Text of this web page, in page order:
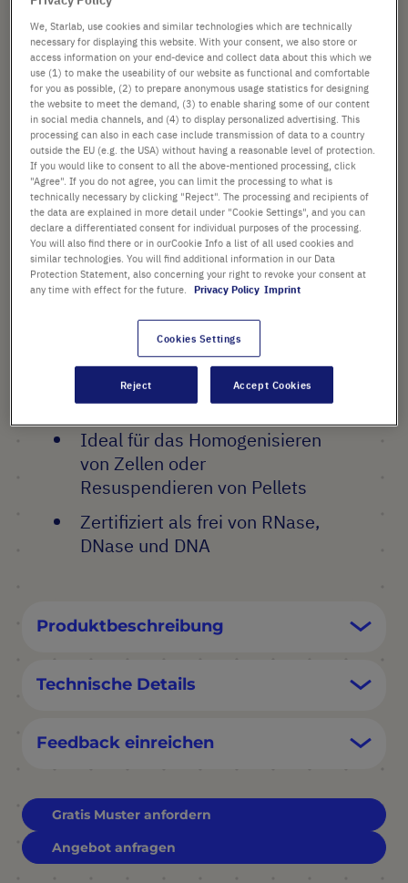
PRODUKT HIGHLIGHTS
Einweg-Pastillen aus
Polypropylen
Ideal für das Homogenisieren
von Zellen oder
Resuspendieren von Pellets
Zertifiziert als frei von RNase,
DNase und DNA
16,83 €
Preis ist der Listenpreis. [*zzgl. MwSt. und Versandkosten]
Verfügbarkeit prüfen zzgl.Versand
- +
In
den
Warenkorb
10 Stück (1 Beutel × 10 Stück)
Produktbeschreibung
Technische Details
Feedback einreichen
Gratis Muster anfordern
Angebot anfragen
We, Starlab, use cookies and similar technologies which are technically
necessary for displaying this website. With your consent, we also store or
access information on your end-device and collect data about this which we
use (1) to make the useability of our website as functional and comfortable
for you as possible, (2) to prepare anonymous usage statistics for designing
the website to meet the demand, (3) to enable sharing some of our content
in social media channels, and (4) to display personalized advertising. This
processing can also in each case include transmission of data to a country
outside the EU (e.g. the USA) without having a reasonable level of protection.
If you would like to consent to all the above-mentioned processing, click
"Agree". If you do not agree, you can limit the processing to what is
technically necessary by clicking "Reject". The processing and recipients of
the data are explained in more detail under "Cookie Settings", and you can
declare a differentiated consent for individual purposes of the processing.
You will also find there or in ourCookie Info a list of all used cookies and
similar technologies. You will find additional information in our Data
Protection Statement, also concerning your right to revoke your consent at
any time with effect for the future.
Privacy Policy Imprint
Cookies Settings
Reject Accept Cookies